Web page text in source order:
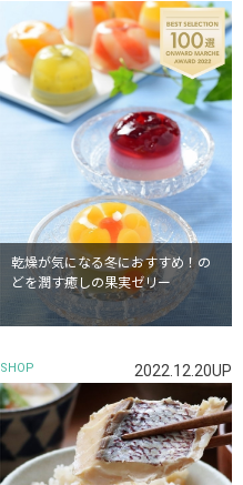
乾燥が気になる冬におすすめ！の
どを潤す癒しの果実ゼリー
SHOP 2022.12.20UP